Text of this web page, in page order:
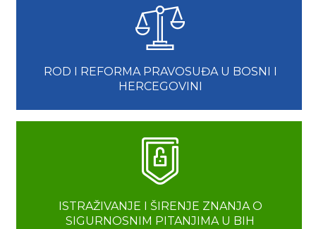
ROD I REFORMA PRAVOSUĐA U BOSNI I
HERCEGOVINI
ISTRAŽIVANJE I ŠIRENJE ZNANJA O
SIGURNOSNIM PITANJIMA U BIH